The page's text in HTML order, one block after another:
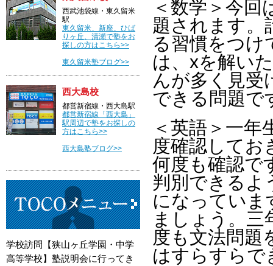
＜数学＞今回
題されます。
る習慣をつけ
は、xを解い
んが多く見受
できる問題で
＜英語＞一年
度確認してお
何度も確認で
判別できるよ
になっていま
ましょう。三
度も文法問題
はすらすらで
西武池袋線・東久留米
駅
東久留米、新座、ひば
りヶ丘、清瀬で塾をお
探しの方はこちら>>
東久留米塾ブログ>>
西大島校
都営新宿線・西大島駅
都営新宿線「西大島」
駅周辺で塾をお探しの
方はこちら>>
西大島塾ブログ>>
学校訪問【狭山ヶ丘学園・中学
高等学校】塾説明会に行ってき